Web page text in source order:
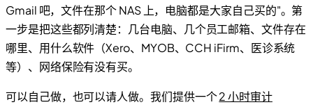
Gmail 吧，文件在那个 NAS 上，电脑都是大家自己买的"。第
一步是把这些都列清楚：几台电脑、几个员工邮箱、文件存在
哪里、用什么软件（Xero、MYOB、CCH iFirm、医诊系统
等）、网络保险有没有买。
可以自己做，也可以请人做。我们提供一个2 小时审计